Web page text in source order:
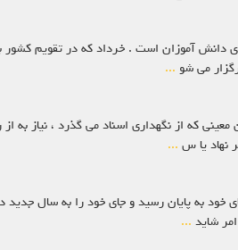
دانش آموزان است . خرداد که در تقویم
می شو ...
که از نگهداری اسناد می گذرد ، نیاز به
نهاد یا س ...
شاید ...